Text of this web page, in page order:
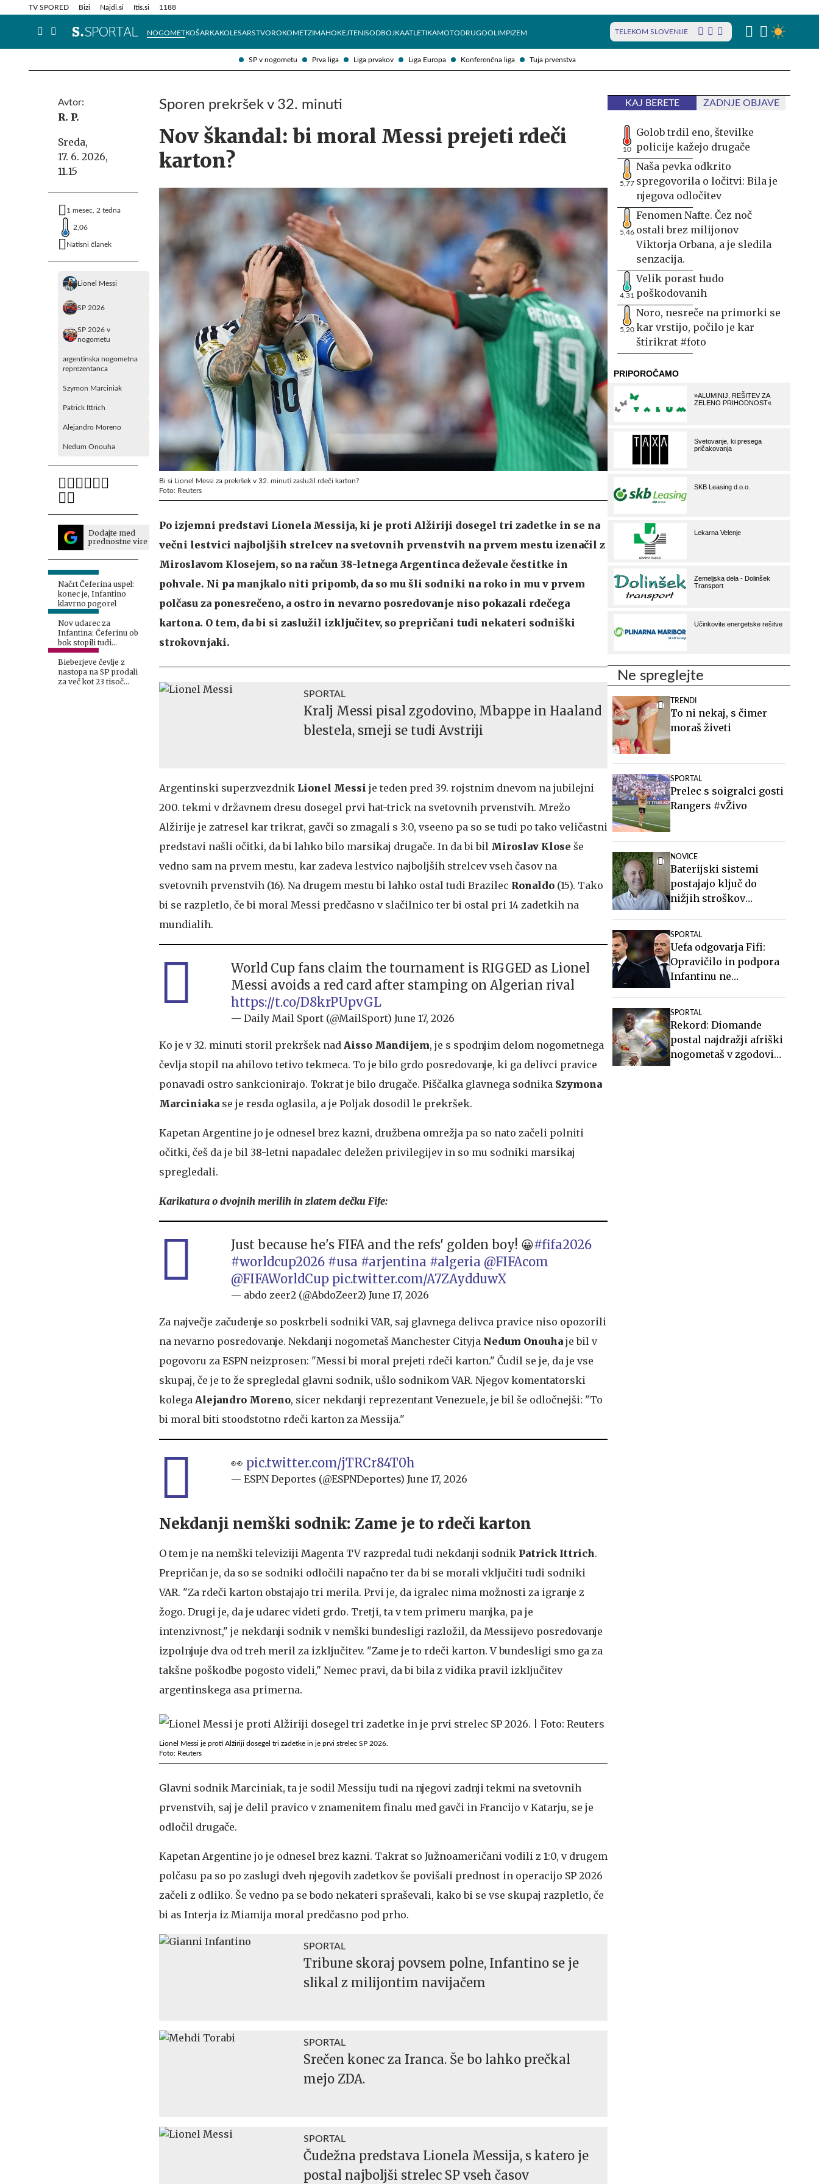
SP v nogometu Prva liga Liga prvakov Liga Europa Konferenčna liga Tuja prvenstva
TV SPORED Bizi Najdi.si Itis.si 1188
NOGOMETKOŠARKAKOLESARSTVOROKOMETZIMAHOKEJTENISODBOJKAATLETIKAMOTODRUGOOLIMPIZEM TELEKOM SLOVENIJE
Info in obvestila Tehnik
Avtor:
R. P.
Sreda,
17. 6. 2026,
11.15
1 mesec, 2 tedna
2,06
Natisni članek
Lionel Messi
SP 2026
SP 2026 v
nogometu
argentinska nogometna
reprezentanca
Szymon Marciniak
Patrick Ittrich
Alejandro Moreno
Nedum Onouha
Dodajte med
prednostne vire
Načrt Čeferina uspel:
konec je, Infantino
klavrno pogorel
Nov udarec za
Infantina: Čeferinu ob
bok stopili tudi
Američani
Bieberjeve čevlje z
nastopa na SP prodali
za več kot 23 tisoč
Sporen prekršek v 32. minuti
Nov škandal: bi moral Messi prejeti rdeči
karton?
Bi si Lionel Messi za prekršek v 32. minuti zaslužil rdeči karton?
Foto: Reuters
Po izjemni predstavi Lionela Messija, ki je proti Alžiriji dosegel tri zadetke in se na
večni lestvici najboljših strelcev na svetovnih prvenstvih na prvem mestu izenačil z
Miroslavom Klosejem, so na račun 38-letnega Argentinca deževale čestitke in
pohvale. Ni pa manjkalo niti pripomb, da so mu šli sodniki na roko in mu v prvem
polčasu za ponesrečeno, a ostro in nevarno posredovanje niso pokazali rdečega
kartona. O tem, da bi si zaslužil izključitev, so prepričani tudi nekateri sodniški
strokovnjaki.
SPORTAL
Kralj Messi pisal zgodovino, Mbappe in Haaland
blestela, smeji se tudi Avstriji
Argentinski superzvezdnik Lionel Messi je teden pred 39. rojstnim dnevom na jubilejni
200. tekmi v državnem dresu dosegel prvi hat-trick na svetovnih prvenstvih. Mrežo
Alžirije je zatresel kar trikrat, gavči so zmagali s 3:0, vseeno pa so se tudi po tako veličastni
predstavi našli očitki, da bi lahko bilo marsikaj drugače. In da bi bil Miroslav Klose še
vedno sam na prvem mestu, kar zadeva lestvico najboljših strelcev vseh časov na
svetovnih prvenstvih (16). Na drugem mestu bi lahko ostal tudi Brazilec Ronaldo (15). Tako
bi se razpletlo, če bi moral Messi predčasno v slačilnico ter bi ostal pri 14 zadetkih na
mundialih.
World Cup fans claim the tournament is RIGGED as Lionel
Messi avoids a red card after stamping on Algerian rival
https://t.co/D8krPUpvGL
— Daily Mail Sport (@MailSport) June 17, 2026
Ko je v 32. minuti storil prekršek nad Aisso Mandijem, je s spodnjim delom nogometnega
čevlja stopil na ahilovo tetivo tekmeca. To je bilo grdo posredovanje, ki ga delivci pravice
ponavadi ostro sankcionirajo. Tokrat je bilo drugače. Piščalka glavnega sodnika Szymona
Marciniaka se je resda oglasila, a je Poljak dosodil le prekršek.
Kapetan Argentine jo je odnesel brez kazni, družbena omrežja pa so nato začeli polniti
očitki, češ da je bil 38-letni napadalec deležen privilegijev in so mu sodniki marsikaj
spregledali.
Karikatura o dvojnih merilih in zlatem dečku Fife:
Just because he's FIFA and the refs' golden boy! 😀#fifa2026
#worldcup2026 #usa #arjentina #algeria @FIFAcom
@FIFAWorldCup pic.twitter.com/A7ZAydduwX
— abdo zeer2 (@AbdoZeer2) June 17, 2026
Za največje začudenje so poskrbeli sodniki VAR, saj glavnega delivca pravice niso opozorili
na nevarno posredovanje. Nekdanji nogometaš Manchester Cityja Nedum Onouha je bil v
pogovoru za ESPN neizprosen: "Messi bi moral prejeti rdeči karton." Čudil se je, da je vse
skupaj, če je to že spregledal glavni sodnik, ušlo sodnikom VAR. Njegov komentatorski
kolega Alejandro Moreno, sicer nekdanji reprezentant Venezuele, je bil še odločnejši: "To
bi moral biti stoodstotno rdeči karton za Messija."
👀 pic.twitter.com/jTRCr84T0h
— ESPN Deportes (@ESPNDeportes) June 17, 2026
Nekdanji nemški sodnik: Zame je to rdeči karton
O tem je na nemški televiziji Magenta TV razpredal tudi nekdanji sodnik Patrick Ittrich.
Prepričan je, da so se sodniki odločili napačno ter da bi se morali vključiti tudi sodniki
VAR. "Za rdeči karton obstajajo tri merila. Prvi je, da igralec nima možnosti za igranje z
žogo. Drugi je, da je udarec videti grdo. Tretji, ta v tem primeru manjka, pa je
intenzivnost," je nekdanji sodnik v nemški bundesligi razložil, da Messijevo posredovanje
izpolnjuje dva od treh meril za izključitev. "Zame je to rdeči karton. V bundesligi smo ga za
takšne poškodbe pogosto videli," Nemec pravi, da bi bila z vidika pravil izključitev
argentinskega asa primerna.
Lionel Messi je proti Alžiriji dosegel tri zadetke in je prvi strelec SP 2026.
Foto: Reuters
Glavni sodnik Marciniak, ta je sodil Messiju tudi na njegovi zadnji tekmi na svetovnih
prvenstvih, saj je delil pravico v znamenitem finalu med gavči in Francijo v Katarju, se je
odločil drugače.
Kapetan Argentine jo je odnesel brez kazni. Takrat so Južnoameričani vodili z 1:0, v drugem
polčasu pa so po zaslugi dveh njegovih zadetkov še povišali prednost in operacijo SP 2026
začeli z odliko. Še vedno pa se bodo nekateri spraševali, kako bi se vse skupaj razpletlo, če
bi as Interja iz Miamija moral predčasno pod prho.
SPORTAL
Tribune skoraj povsem polne, Infantino se je
slikal z milijontim navijačem
SPORTAL
Srečen konec za Iranca. Še bo lahko prečkal
mejo ZDA.
SPORTAL
Čudežna predstava Lionela Messija, s katero je
postal najboljši strelec SP vseh časov
KAJ BERETE ZADNJE OBJAVE
10
Golob trdil eno, številke
policije kažejo drugače
5,77
Naša pevka odkrito
spregovorila o ločitvi: Bila je
njegova odločitev
5,46
Fenomen Nafte. Čez noč
ostali brez milijonov
Viktorja Orbana, a je sledila
senzacija.
4,31
Velik porast hudo
poškodovanih
5,20
Noro, nesreče na primorki se
kar vrstijo, počilo je kar
štirikrat #foto
Ne spreglejte
TRENDI
To ni nekaj, s čimer
moraš živeti
SPORTAL
Prelec s soigralci gosti
Rangers #vŽivo
NOVICE
Baterijski sistemi
postajajo ključ do
nižjih stroškov
SPORTAL
Uefa odgovarja Fifi:
Opravičilo in podpora
Infantinu ne
SPORTAL
Rekord: Diomande
postal najdražji afriški
nogometaš v zgodovini